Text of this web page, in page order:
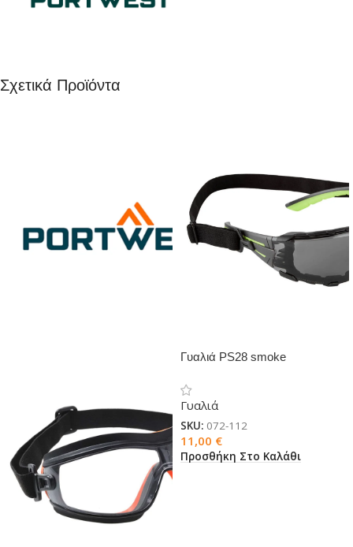
Σχετικά Προϊόντα
Γυαλιά PS28 smoke
Γυαλιά
SKU: 072-112
11,00 €
Προσθήκη Στο Καλάθι